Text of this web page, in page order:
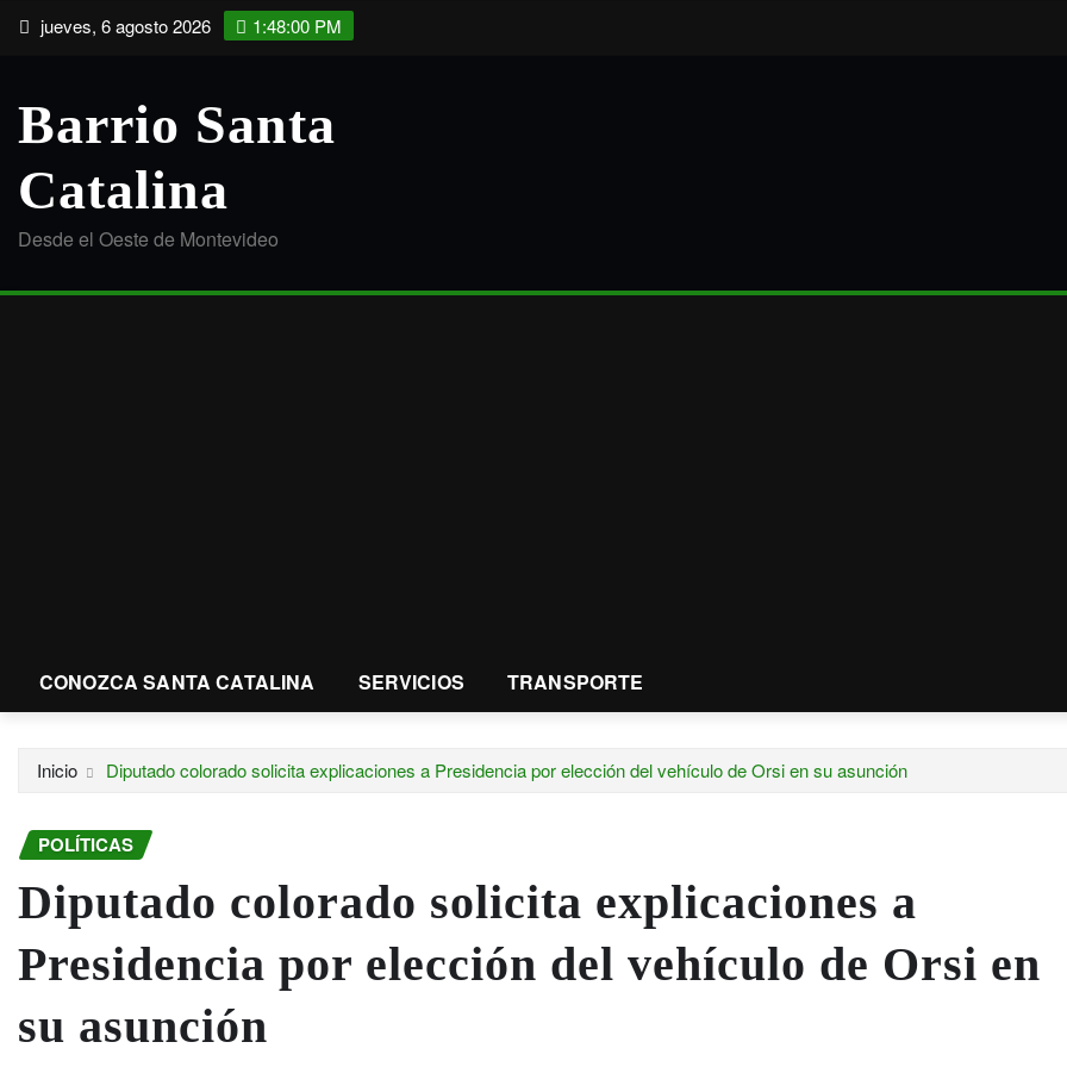
Saltarjueves, 6 agosto 2026 1:48:01 PM
Barrio Santa
Catalina
Desde el Oeste de Montevideo
CONOZCA SANTA CATALINA SERVICIOS TRANSPORTE
Inicio Diputado colorado solicita explicaciones a Presidencia por elección del vehículo de Orsi en su asunción
POLÍTICAS
Diputado colorado solicita explicaciones a
Presidencia por elección del vehículo de Orsi en
su asunción